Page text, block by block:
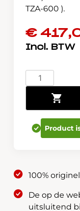
TZA-600 ).
€
Jazz
e:HEV
Pack
08E0P-
TZA-
Product
100%
De op de
uitsluitend